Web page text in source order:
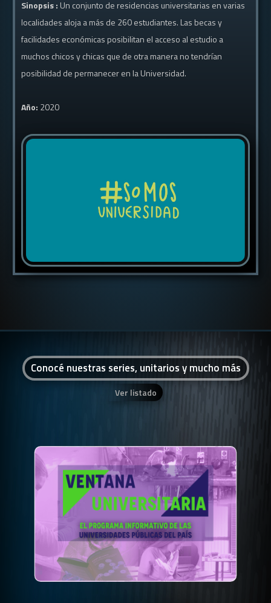
Sinopsis : Un conjunto de residencias universitarias en varias
localidades aloja a más de 260 estudiantes. Las becas y
facilidades económicas posibilitan el acceso al estudio a
muchos chicos y chicas que de otra manera no tendrían
posibilidad de permanecer en la Universidad.
Año: 2020
Conocé nuestras series, unitarios y mucho más
Ver listado